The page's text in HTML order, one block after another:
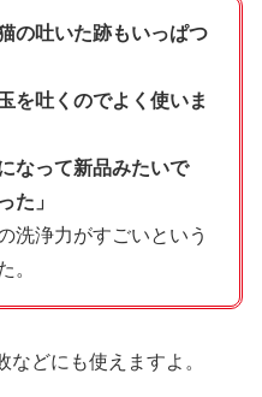
の吐いた跡もいっぱつ
を吐くのでよく使いま
なって新品みたいで
た」
洗浄力がすごいという
。
どにも使えますよ。